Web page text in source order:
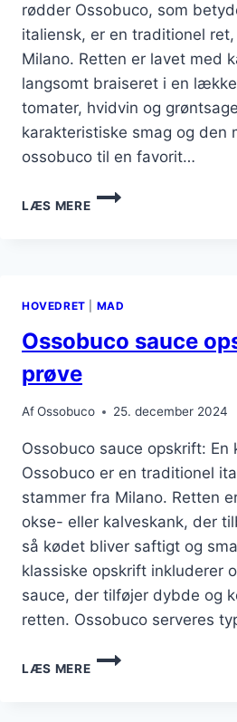
rødder Ossobuco, som
italiensk, er en traditionel
Milano. Retten er lavet med
langsomt braiseret i en
tomater, hvidvin og
karakteristiske smag og den
ossobuco til en favorit…
LÆS MERE
OSSOBUCO
MED
HOVEDRET MAD
Ossobuco sauce
prøve
AfOssobuco 25. december 2024
Ossobuco sauce opskrift: En
Ossobuco er en traditionel
stammer fra Milano. Retten
okse- eller kalveskank, der
så kødet bliver saftigt og
klassiske opskrift inkluderer
sauce, der tilføjer dybde og
retten. Ossobuco serveres
LÆS MERE
OSSOBUCO
SAUCE